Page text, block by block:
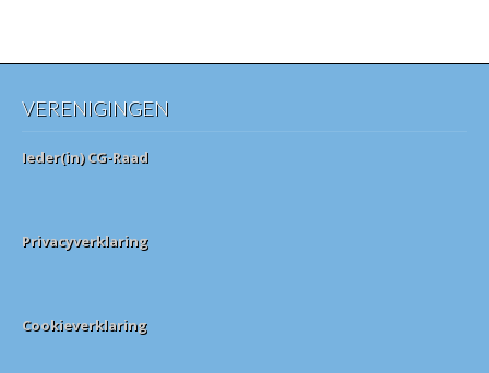
VERENIGINGEN
Ieder(in) CG-Raad
Privacyverklaring
Cookieverklaring